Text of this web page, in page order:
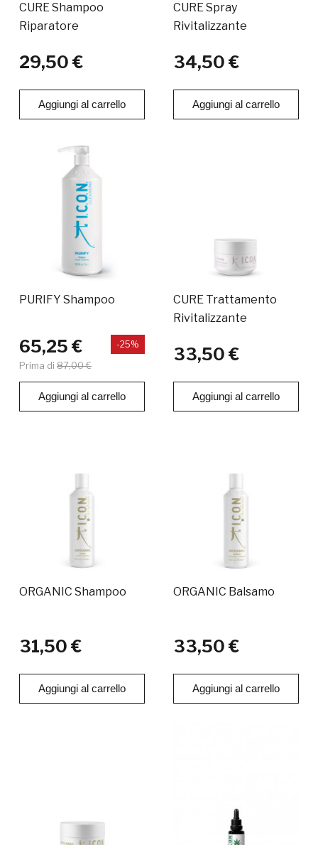
CURE Shampoo
Riparatore
29,50 €
Aggiungi al carrello
CURE Spray
Rivitalizzante
34,50 €
Aggiungi al carrello
PURIFY Shampoo
65,25 €
Prima di 87,00 €
-25%
Aggiungi al carrello
CURE Trattamento
Rivitalizzante
33,50 €
Aggiungi al carrello
ORGANIC Shampoo
31,50 €
Aggiungi al carrello
ORGANIC Balsamo
33,50 €
Aggiungi al carrello